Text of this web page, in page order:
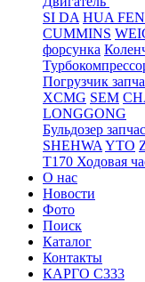
SI DA HUA
CUMMINS
форсунка
Погрузчик
XCMG SEM
LONGGONG
Бульдозер
SHEHWA YTO
T170 Ходовая
О нас
Новости
Фото
Поиск
Каталог
Контакты
КАРГО С333